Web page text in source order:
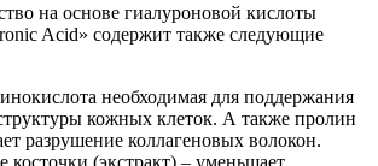
на основе гиалуроновой кислоты
Acid» содержит также следующие
необходимая для поддержания
кожных клеток. А также пролин
разрушение коллагеновых волокон.
косточки (экстракт) – уменьшает